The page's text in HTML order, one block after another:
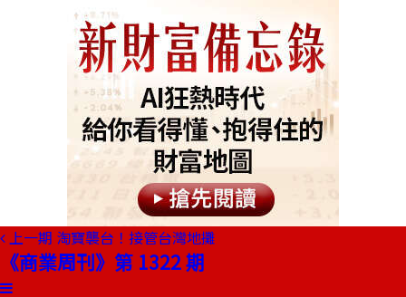
上一期 淘寶襲台！接管台灣地攤
《商業周刊》第 1322 期